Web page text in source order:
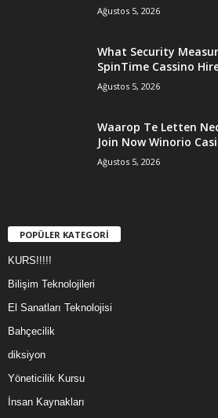
Ağustos 5, 2026
What Security
SpinTime Cassino
Ağustos 5, 2026
Waarop Te Letten
Join Now Winorio
Ağustos 5, 2026
POPÜLER KATEGORİ
KURS!!!!!
Bilişim Teknolojileri
El Sanatları Teknolojisi
Bahçecilik
diksiyon
Yöneticilik Kursu
İnsan Kaynakları